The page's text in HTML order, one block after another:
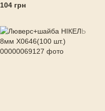
104 грн